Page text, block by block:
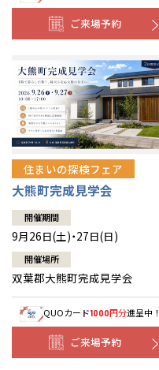
ご来場予約
住まいの探検フェア
大熊町完成見学会
開催期間
9月26日(土)・27日(日)
開催場所
双葉郡大熊町完成見学会
QUOカード1000円分進呈中！
ご来場予約